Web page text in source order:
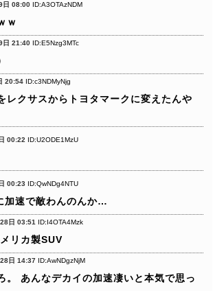
日 08:00 ID:A3OTAzNDM
ｗ
日 21:40 ID:E5Nzg3MTc
20:54 ID:c3NDMyNjg
レクサスからトヨタマークに変えたんや
00:22 ID:U2ODE1MzU
00:23 ID:QwNDg4NTU
加速で敵わんのんか…
日 03:51 ID:I4OTA4Mzk
リカ製SUV
日 14:37 ID:AwNDgzNjM
。
あんなデカイの加速凄いと本気で思っ